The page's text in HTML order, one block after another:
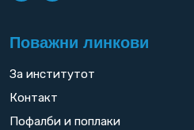
Поважни линкови
За институтот
Контакт
Пофалби и поплаки